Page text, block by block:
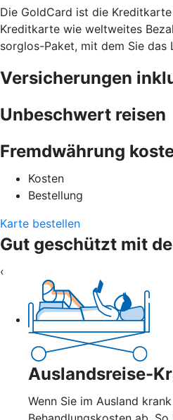
Die GoldCard ist die
Kreditkarte wie weltweites
sorglos-Paket, mit dem Sie das
Versicherungen
Unbeschwert reisen
Fremdwährung
Kosten
Bestellung
Karte bestellen
Gut geschützt mit
‹
Auslandsreise-
Wenn Sie im Ausland